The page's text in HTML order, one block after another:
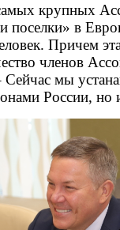
крупных
поселки» в
Причем
членов
мы
России,